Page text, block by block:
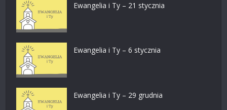
Ewangelia i Ty – 21 stycznia
Ewangelia i Ty – 6 stycznia
Ewangelia i Ty – 29 grudnia